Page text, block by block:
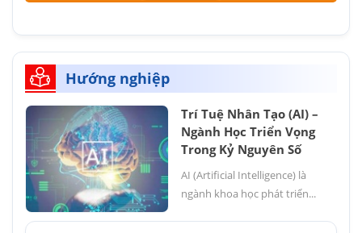
Hướng nghiệp
Trí Tuệ Nhân Tạo (AI) –
Ngành Học Triển Vọng
Trong Kỷ Nguyên Số
AI (Artificial Intelligence) là
ngành khoa học phát triển...